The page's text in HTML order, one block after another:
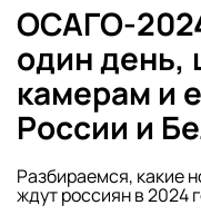
ОСАГО-
один день,
камерам и
России и
Разбираемся, какие
ждут россиян в 2024